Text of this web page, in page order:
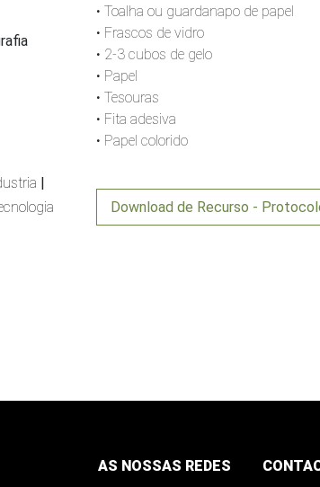
|
• Toalha ou guardanapo de papel
• Frascos de vidro
• 2-3 cubos de gelo
• Papel
• Tesouras
• Fita adesiva
• Papel colorido
Download de Recurso -
AS NOSSAS REDES